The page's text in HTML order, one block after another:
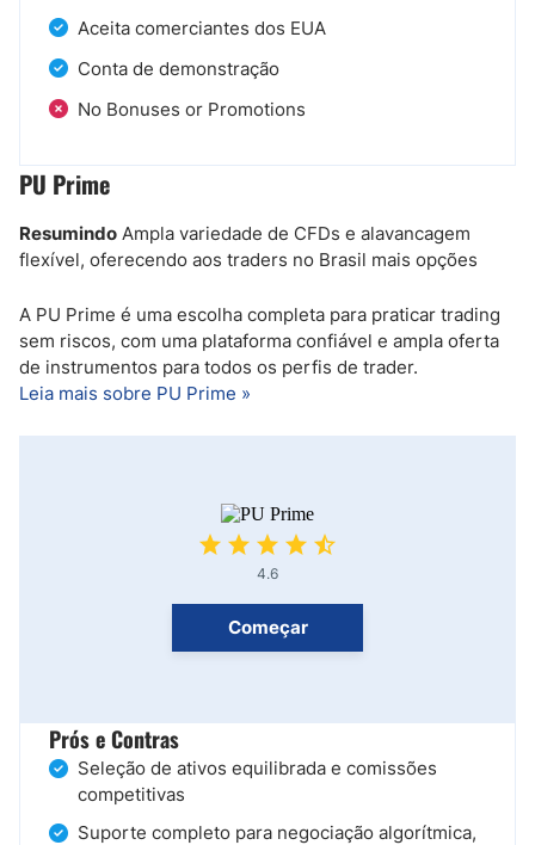
Aceita comerciantes dos EUA
Conta de demonstração
No Bonuses or Promotions
PU Prime
Resumindo Ampla variedade de CFDs e alavancagem
flexível, oferecendo aos traders no Brasil mais opções
A PU Prime é uma escolha completa para praticar trading
sem riscos, com uma plataforma confiável e ampla oferta
de instrumentos para todos os perfis de trader.
Leia mais sobre PU Prime »
4.6
Começar
Prós e Contras
Seleção de ativos equilibrada e comissões
competitivas
Suporte completo para negociação algorítmica,